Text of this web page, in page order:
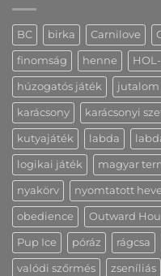
BC birka Carnilove
finomság henne
húzogatós játék jutalom
karácsony karácsonyi
kutyajáték labda
logikai játék magyar
nyakörv nyomtatott
obedience Outward
Pup Ice póráz rágcsa
valódi szőrmés zseníliás